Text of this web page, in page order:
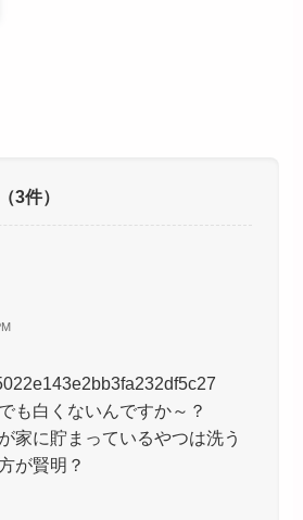
（3件）
も白くないんですか～？
家に貯まっているやつは洗う
が賢明？